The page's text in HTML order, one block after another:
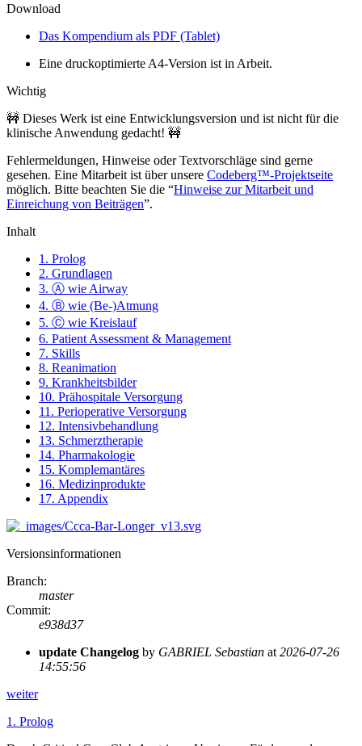
Download
Das Kompendium als PDF (Tablet)
Eine druckoptimierte A4-Version ist in Arbeit.
Wichtig
🚧 Dieses Werk ist eine Entwicklungsversion und ist nicht für die
klinische Anwendung gedacht! 🚧
Fehlermeldungen, Hinweise oder Textvorschläge sind gerne
gesehen. Eine Mitarbeit ist über unsere Codeberg™-Projektseite
möglich. Bitte beachten Sie die “Hinweise zur Mitarbeit und
Einreichung von Beiträgen”.
Inhalt
1. Prolog
2. Grundlagen
3. Ⓐ wie Airway
4. Ⓑ wie (Be-)Atmung
5. Ⓒ wie Kreislauf
6. Patient Assessment & Management
7. Skills
8. Reanimation
9. Krankheitsbilder
10. Prähospitale Versorgung
11. Perioperative Versorgung
12. Intensivbehandlung
13. Schmerztherapie
14. Pharmakologie
15. Komplemantäres
16. Medizinprodukte
17. Appendix
Versionsinformationen
Branch:
master
Commit:
e938d37
update Changelog by GABRIEL Sebastian at 2026-07-26
14:55:56
weiter
1. Prolog